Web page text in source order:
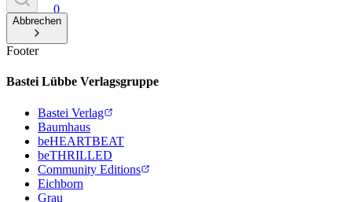
0
Abbrechen
Footer
Bastei Lübbe Verlagsgruppe
Bastei Verlag
Baumhaus
beHEARTBEAT
beTHRILLED
Community Editions
Eichborn
Grau